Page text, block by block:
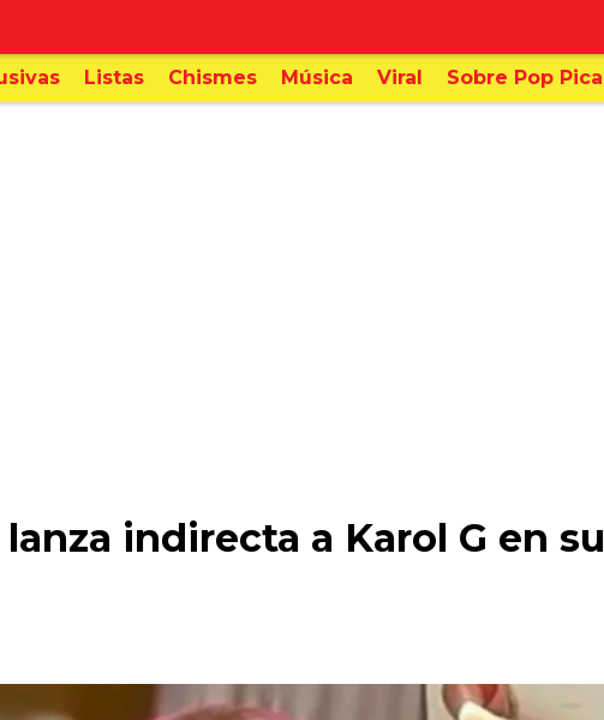
Listas Chismes Música Viral Sobre Pop
indirecta a Karol G en